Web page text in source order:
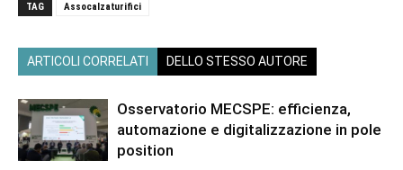
TAG Assocalzaturifici
ARTICOLI CORRELATI DELLO STESSO AUTORE
Osservatorio MECSPE: efficienza,
automazione e digitalizzazione in pole
position